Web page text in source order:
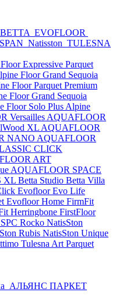
BETTA EVOFLOOR
Natisston TULESNA
Expressive Parquet
Floor Grand Sequoia
Floor Parquet Premium
Floor Grand Sequoia
Floor Solo Plus Alpine
Versailles AQUAFLOOR
XL AQUAFLOOR
NANO AQUAFLOOR
CLICK
ART
AQUAFLOOR SPACE
XL Betta Studio Betta Villa
Evofloor Evo Life
Evofloor Home FirmFit
Herringbone FirstFloor
Rocko NatisSton
Rubis NatisSton Unique
Tulesna Art Parquet
АЛЬЯНС ПАРКЕТ